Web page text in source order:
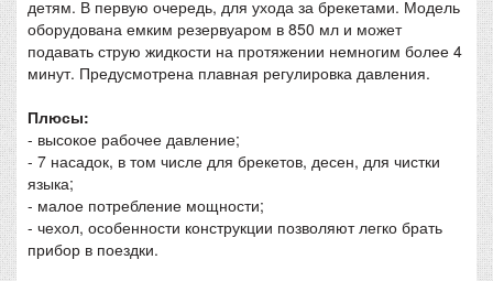
детям. В первую очередь, для ухода за брекетами. Модель
оборудована емким резервуаром в 850 мл и может
подавать струю жидкости на протяжении немногим более 4
минут. Предусмотрена плавная регулировка давления.
Плюсы:
- высокое рабочее давление;
- 7 насадок, в том числе для брекетов, десен, для чистки
языка;
- малое потребление мощности;
- чехол, особенности конструкции позволяют легко брать
прибор в поездки.